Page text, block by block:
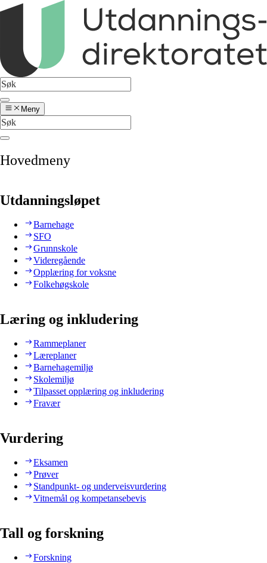
Meny
Hovedmeny
Utdanningsløpet
Barnehage
SFO
Grunnskole
Videregående
Opplæring for voksne
Folkehøgskole
Læring og inkludering
Rammeplaner
Læreplaner
Barnehagemiljø
Skolemiljø
Tilpasset opplæring og inkludering
Fravær
Vurdering
Eksamen
Prøver
Standpunkt- og underveisvurdering
Vitnemål og kompetansebevis
Tall og forskning
Forskning